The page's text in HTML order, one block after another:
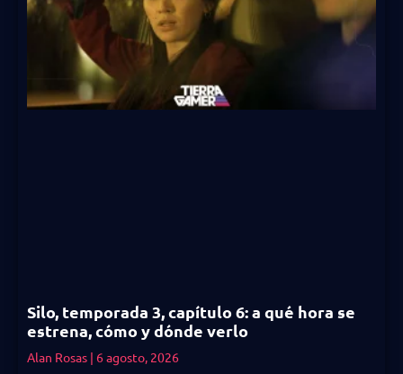
Silo, temporada 3, capítulo 6: a qué hora se
estrena, cómo y dónde verlo
Alan Rosas 6 agosto, 2026